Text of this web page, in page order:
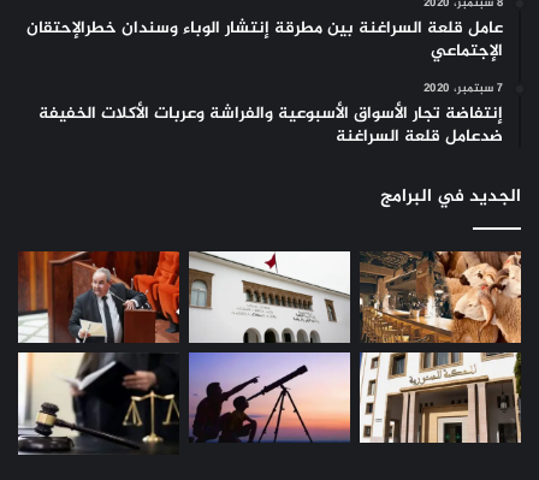
عامل قلعة السراغنة بين مطرقة إنتشار الوباء وسندان خطرالإحتقان
الإجتماعي
7 سبتمبر، 2020
إنتفاضة تجار الأسواق الأسبوعية والفراشة وعربات الأكلات الخفيفة
ضدعامل قلعة السراغنة
الجديد في البرامج